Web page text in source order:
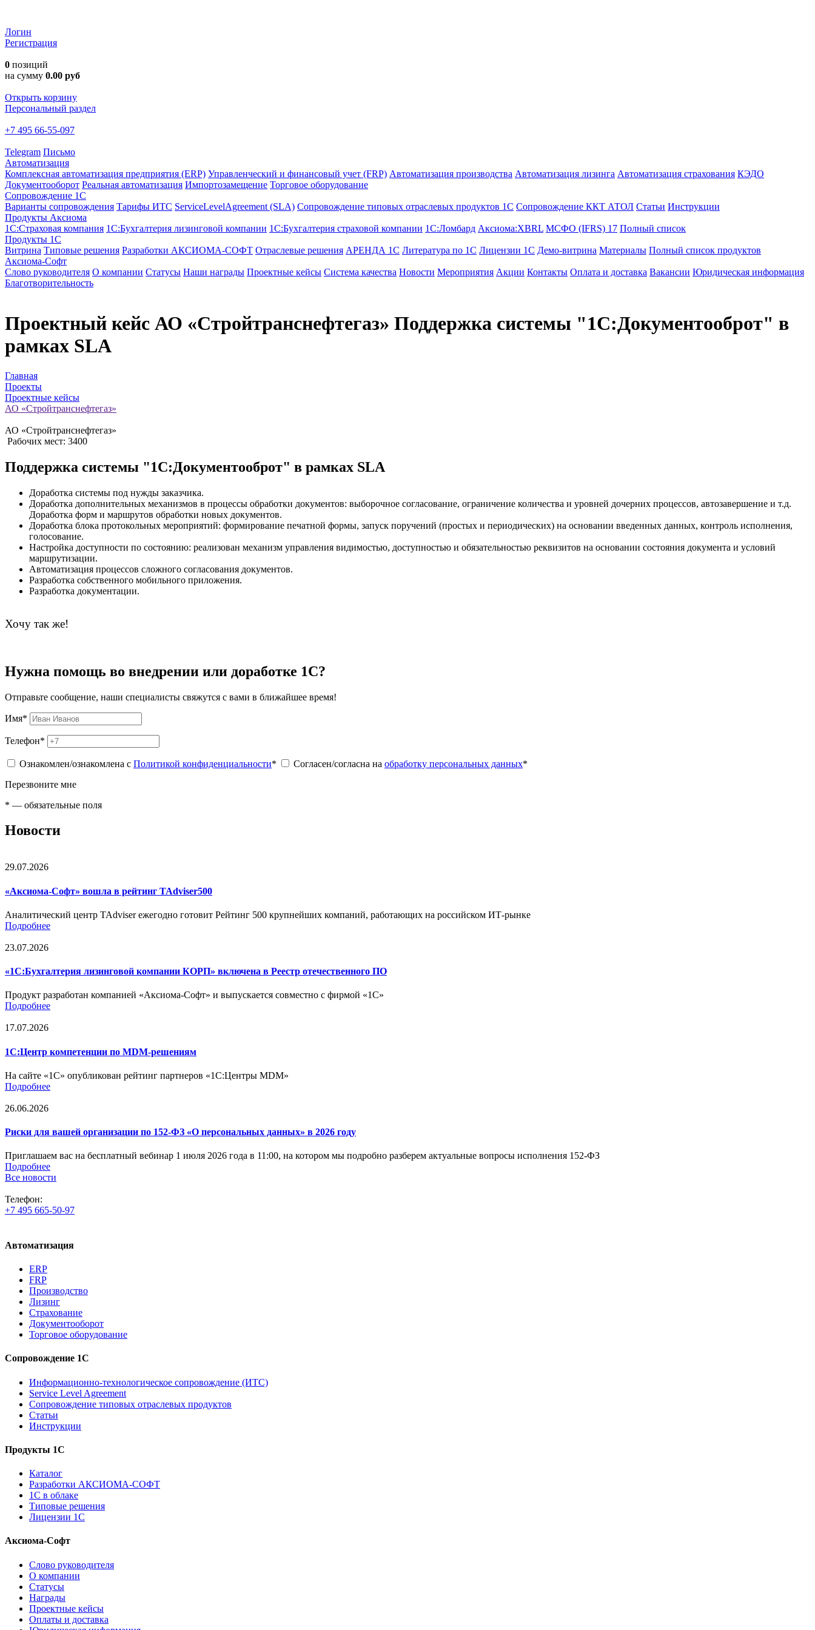
Логин
Регистрация
0 позиций
на сумму 0.00 руб
Открыть корзину
Персональный раздел
+7 495 66-55-097
Telegram Письмо
Автоматизация
Комплексная автоматизация предприятия (ERP) Управленческий и финансовый учет (FRP) Автоматизация производства Автоматизация лизинга Автоматизация страхования КЭДО
Документооборот Реальная автоматизация Импортозамещение Торговое оборудование
Сопровождение 1С
Варианты сопровождения Тарифы ИТС ServiceLevelAgreement (SLA) Сопровождение типовых отраслевых продуктов 1С Сопровождение ККТ АТОЛ Статьи Инструкции
Продукты Аксиома
1С:Страховая компания 1С:Бухгалтерия лизинговой компании 1С:Бухгалтерия страховой компании 1С:Ломбард Аксиома:XBRL МСФО (IFRS) 17 Полный список
Продукты 1С
Витрина Типовые решения Разработки АКСИОМА-СОФТ Отраслевые решения АРЕНДА 1С Литература по 1С Лицензии 1C Демо-витрина Материалы Полный список продуктов
Аксиома-Софт
Слово руководителя О компании Статусы Наши награды Проектные кейсы Система качества Новости Мероприятия Акции Контакты Оплата и доставка Вакансии Юридическая информация
Благотворительность
Проектный кейс АО «Стройтранснефтегаз» Поддержка системы "1С:Документооброт" в
рамках SLA
Главная
Проекты
Проектные кейсы
АО «Стройтранснефтегаз»
АО «Стройтранснефтегаз»
Рабочих мест: 3400
Поддержка системы "1С:Документооброт" в рамках SLA
Доработка системы под нужды заказчика.
Доработка дополнительных механизмов в процессы обработки документов: выборочное согласование, ограничение количества и уровней дочерних процессов, автозавершение и т.д.
Доработка форм и маршрутов обработки новых документов.
Доработка блока протокольных мероприятий: формирование печатной формы, запуск поручений (простых и периодических) на основании введенных данных, контроль исполнения,
голосование.
Настройка доступности по состоянию: реализован механизм управления видимостью, доступностью и обязательностью реквизитов на основании состояния документа и условий
маршрутизации.
Автоматизация процессов сложного согласования документов.
Разработка собственного мобильного приложения.
Разработка документации.
Хочу так же!
Нужна помощь во внедрении или доработке 1С?
Отправьте сообщение, наши специалисты свяжутся с вами в ближайшее время!
Имя*
Телефон*
Ознакомлен/ознакомлена с Политикой конфиденциальности* Согласен/согласна на обработку персональных данных*
Перезвоните мне
* — обязательные поля
Новости
29.07.2026
«Аксиома-Софт» вошла в рейтинг TAdviser500
Аналитический центр TAdviser ежегодно готовит Рейтинг 500 крупнейших компаний, работающих на российском ИТ-рынке
Подробнее
23.07.2026
«1С:Бухгалтерия лизинговой компании КОРП» включена в Реестр отечественного ПО
Продукт разработан компанией «Аксиома-Софт» и выпускается совместно с фирмой «1С»
Подробнее
17.07.2026
1С:Центр компетенции по MDM-решениям
На сайте «1С» опубликован рейтинг партнеров «1С:Центры MDM»
Подробнее
26.06.2026
Риски для вашей организации по 152-ФЗ «О персональных данных» в 2026 году
Приглашаем вас на бесплатный вебинар 1 июля 2026 года в 11:00, на котором мы подробно разберем актуальные вопросы исполнения 152-ФЗ
Подробнее
Все новости
Телефон:
+7 495 665-50-97
Автоматизация
ERP
FRP
Производство
Лизинг
Страхование
Документооборот
Торговое оборудование
Сопровождение 1С
Информационно-технологическое сопровождение (ИТС)
Service Level Agreement
Сопровождение типовых отраслевых продуктов
Статьи
Инструкции
Продукты 1С
Каталог
Разработки АКСИОМА-СОФТ
1С в облаке
Типовые решения
Лицензии 1С
Аксиома-Софт
Слово руководителя
О компании
Статусы
Награды
Проектные кейсы
Оплаты и доставка